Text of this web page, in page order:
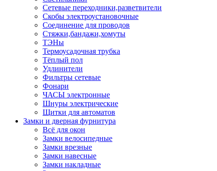
Сетевые переходники,разветвители
Скобы электроустановочные
Соединение для проводов
Стяжки,бандажи,хомуты
ТЭНы
Термоусадочная трубка
Тёплый пол
Удлинители
Фильтры сетевые
Фонари
ЧАСЫ электронные
Шнуры электрические
Щитки для автоматов
Замки и дверная фурнитура
Всё для окон
Замки велосипедные
Замки врезные
Замки навесные
Замки накладные